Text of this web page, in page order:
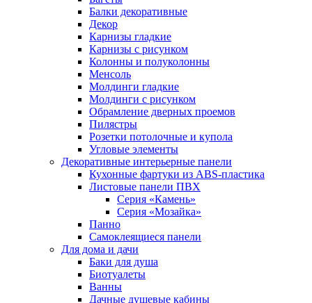
Балки декоративные
Декор
Карнизы гладкие
Карнизы с рисунком
Колонны и полуколонны
Менсоль
Молдинги гладкие
Молдинги с рисунком
Обрамление дверных проемов
Пилястры
Розетки потолочные и купола
Угловые элементы
Декоративные интерьерные панели
Кухонные фартуки из ABS-пластика
Листовые панели ПВХ
Серия «Камень»
Серия «Мозайка»
Панно
Самоклеящиеся панели
Для дома и дачи
Баки для душа
Биотуалеты
Ванны
Дачные душевые кабины